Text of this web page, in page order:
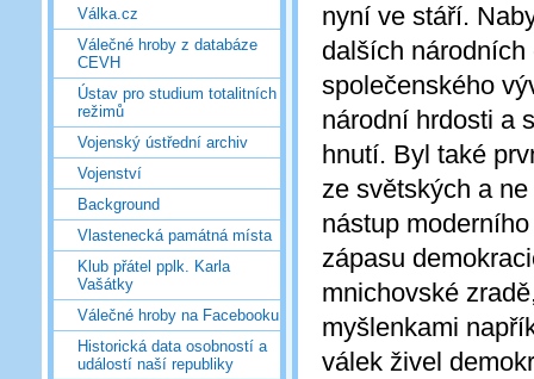
Válka.cz
Válečné hroby z databáze
CEVH
Ústav pro studium totalitních
režimů
Vojenský ústřední archiv
Vojenství
Background
Vlastenecká památná místa
Klub přátel pplk. Karla
Vašátky
Válečné hroby na Facebooku
Historická data osobností a
událostí naší republiky
nyní ve stáří.
dalších
společenského
národní hrdosti a
hnutí. Byl také
ze světských a
nástup
zápasu
mnichovské
myšlenkami
válek živel